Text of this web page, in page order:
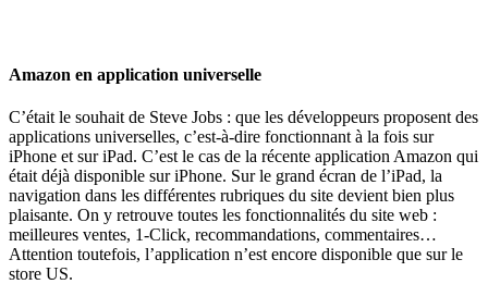
Amazon en application universelle
C’était le souhait de Steve Jobs : que les développeurs proposent des
applications universelles, c’est-à-dire fonctionnant à la fois sur
iPhone et sur iPad. C’est le cas de la récente application Amazon qui
était déjà disponible sur iPhone. Sur le grand écran de l’iPad, la
navigation dans les différentes rubriques du site devient bien plus
plaisante. On y retrouve toutes les fonctionnalités du site web :
meilleures ventes, 1-Click, recommandations, commentaires…
Attention toutefois, l’application n’est encore disponible que sur le
store US.